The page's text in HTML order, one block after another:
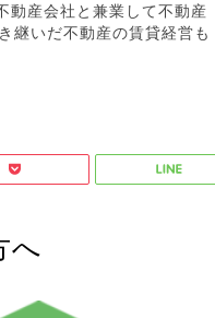
動産会社と兼業して不動産
継いだ不動産の賃貸経営も
へ